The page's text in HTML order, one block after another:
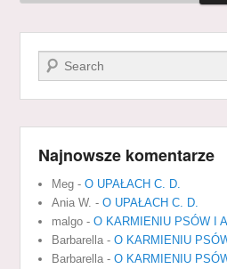
Szukaj
Najnowsze komentarze
Meg -O UPAŁACH C. D.
Ania W. -O UPAŁACH C. D.
malgo -O KARMIENIU PSÓW I
Barbarella -O KARMIENIU
Barbarella -O KARMIENIU